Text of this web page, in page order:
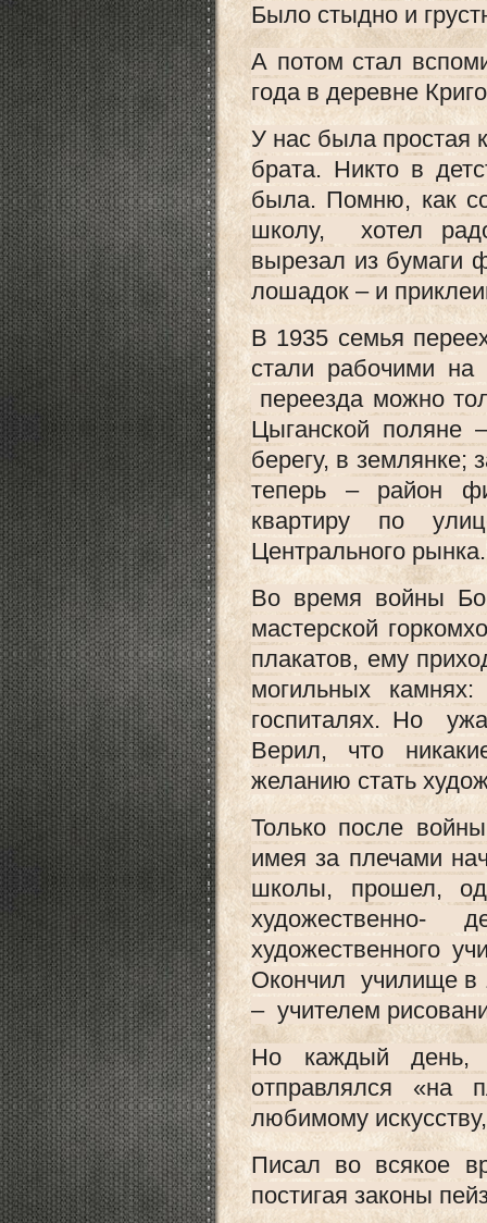
Было стыдно и
А потом стал
года в деревне
У нас была простая
брата. Никто в
была. Помню, как
школу, хотел
вырезал из бумаги
лошадок – и
В 1935 семья
стали рабочими на
переезда можно
Цыганской поляне
берегу, в
теперь – район
квартиру по
Центрального рынка.
Во время войны
мастерской
плакатов, ему
могильных
госпиталях. Но
Верил, что
желанию стать
Только после
имея за плечами
школы, прошел,
художественно-
художественного
Окончил училище в
– учителем
Но каждый день,
отправлялся
любимому
Писал во всякое
постигая законы